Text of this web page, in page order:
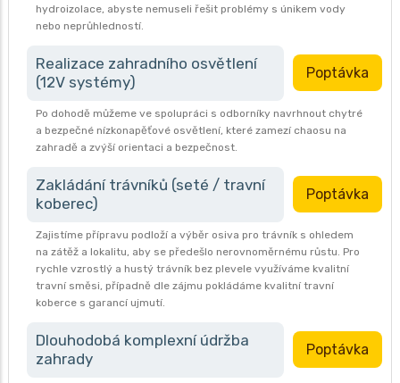
hydroizolace, abyste nemuseli řešit problémy s únikem vody
nebo neprůhledností.
Realizace zahradního osvětlení
(12V systémy)
Poptávka
Po dohodě můžeme ve spolupráci s odborníky navrhnout chytré
a bezpečné nízkonapěťové osvětlení, které zamezí chaosu na
zahradě a zvýší orientaci a bezpečnost.
Zakládání trávníků (seté / travní
koberec)
Poptávka
Zajistíme přípravu podloží a výběr osiva pro trávník s ohledem
na zátěž a lokalitu, aby se předešlo nerovnoměrnému růstu. Pro
rychle vzrostlý a hustý trávník bez plevele využíváme kvalitní
travní směsi, případně dle zájmu pokládáme kvalitní travní
koberce s garancí ujmutí.
Dlouhodobá komplexní údržba
zahrady
Poptávka